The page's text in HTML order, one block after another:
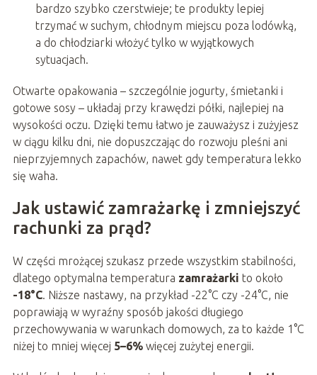
bardzo szybko czerstwieje; te produkty lepiej
trzymać w suchym, chłodnym miejscu poza lodówką,
a do chłodziarki włożyć tylko w wyjątkowych
sytuacjach.
Otwarte opakowania – szczególnie jogurty, śmietanki i
gotowe sosy – układaj przy krawędzi półki, najlepiej na
wysokości oczu. Dzięki temu łatwo je zauważysz i zużyjesz
w ciągu kilku dni, nie dopuszczając do rozwoju pleśni ani
nieprzyjemnych zapachów, nawet gdy temperatura lekko
się waha.
Jak ustawić zamrażarkę i zmniejszyć
rachunki za prąd?
W części mrożącej szukasz przede wszystkim stabilności,
dlatego optymalna temperatura zamrażarki to około
-18°C. Niższe nastawy, na przykład -22°C czy -24°C, nie
poprawiają w wyraźny sposób jakości długiego
przechowywania w warunkach domowych, za to każde 1°C
niżej to mniej więcej 5–6%więcej zużytej energii.